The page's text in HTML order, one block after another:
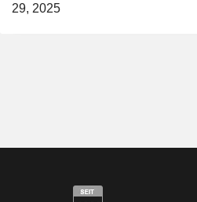
29, 2025